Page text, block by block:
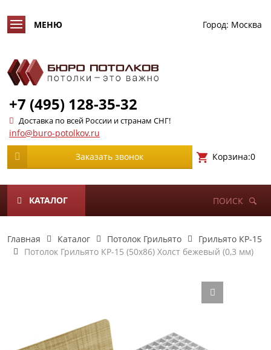
Город: Москва
+7 (495) 128-35-32
Доставка по всей России и странам СНГ!
info@buro-potolkov.ru
Заказать звонок Корзина:0
КАТАЛОГ ПОИСК
Главная Каталог Потолок Грильято
Грильято КР-15
Потолок Грильято КР-15 (50х86) Холст бежевый (0,3 мм)